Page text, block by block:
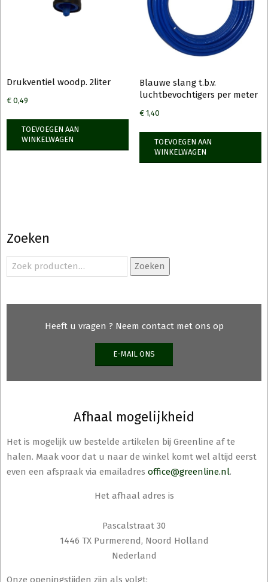
Drukventiel woodp. 2liter
€ 0,49
TOEVOEGEN AAN
WINKELWAGEN
Blauwe slang t.b.v.
luchtbevochtigers per meter
€1,40
TOEVOEGEN AAN
WINKELWAGEN
Zoeken
Zoeken
naar:
Zoeken
Heeft u vragen ? Neem contact met ons op
E-MAIL ONS
Afhaal mogelijkheid
Het is mogelijk uw bestelde artikelen bij Greenline af te
halen. Maak voor dat u naar de winkel komt wel altijd eerst
even een afspraak via emailadres office@greenline.nl.
Het afhaal adres is
Pascalstraat 30
1446 TX Purmerend, Noord Holland
Nederland
Onze openingstijden zijn als volgt: